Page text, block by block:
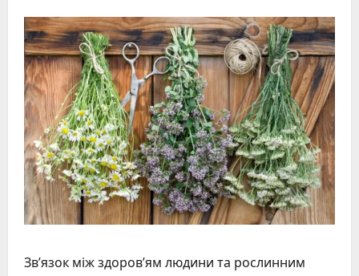
Зв’язок між здоров’ям людини та рослинним